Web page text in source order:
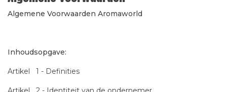
Algemene Voorwaarden Aromaworld
Inhoudsopgave:
Artikel 1 - Definities